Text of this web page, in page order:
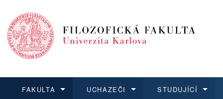
FAKULTA UCHAZEČI STUDUJÍCÍ